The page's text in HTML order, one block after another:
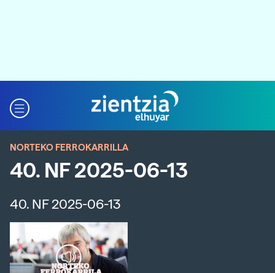
NORTEKO FERROKARRILLA
40. NF 2025-06-13
40. NF 2025-06-13